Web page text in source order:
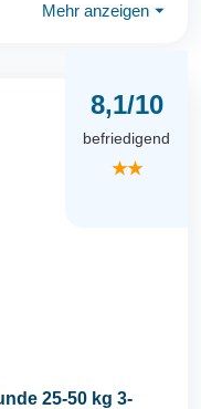
Mehr anzeigen ⏷
8,1/10
befriedigend
★★
25-50 kg 3-